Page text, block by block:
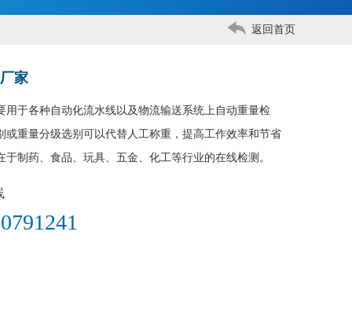
返回首页
家
用于各种自动化流水线以及物流输送系统上自动重量检
或重量分级选别可以代替人工称重，提高工作效率和节省
于制药、食品、玩具、五金、化工等行业的在线检测。